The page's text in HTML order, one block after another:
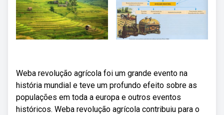
Weba revolução agrícola foi um grande evento na
história mundial e teve um profundo efeito sobre as
populações em toda a europa e outros eventos
históricos. Weba revolução agrícola contribuiu para o